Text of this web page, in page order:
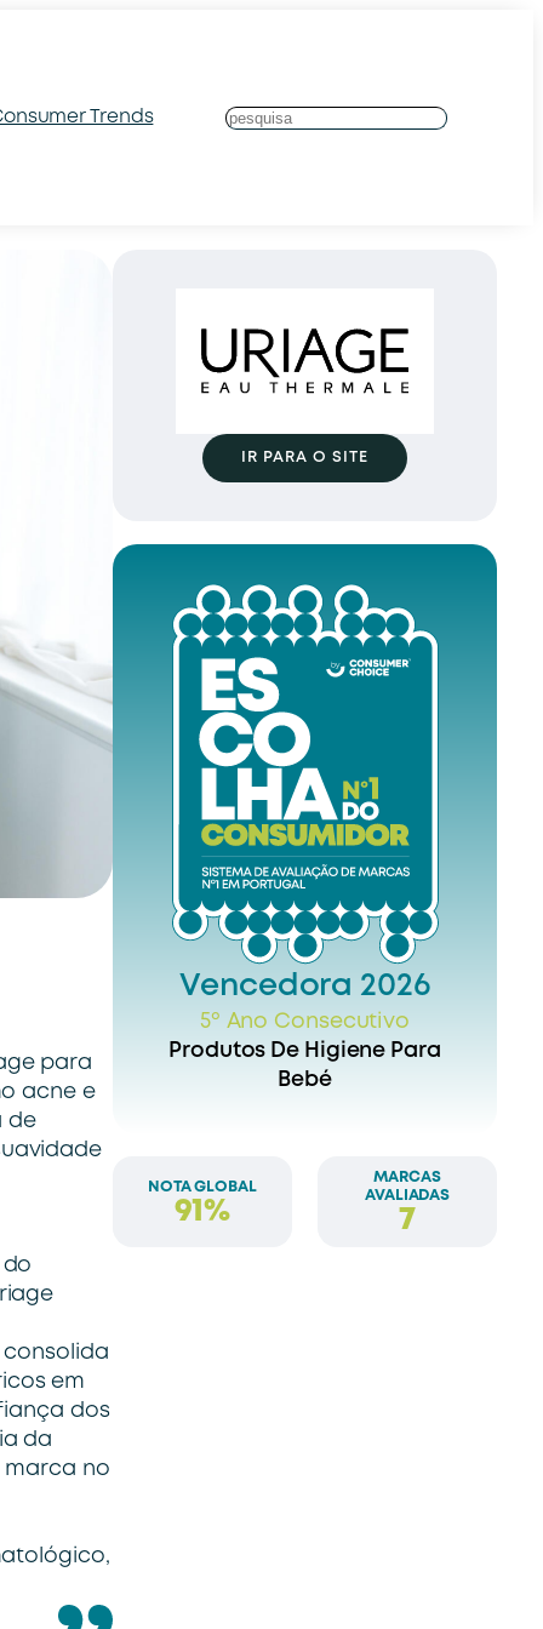
Trends
S
para
acne e
de
do
em
dos
da
marca no
IR PARA O SITE
Vencedora 2026
5º Ano Consecutivo
Produtos De Higiene Para
Bebé
NOTA GLOBAL
91%
MARCAS
AVALIADAS
7